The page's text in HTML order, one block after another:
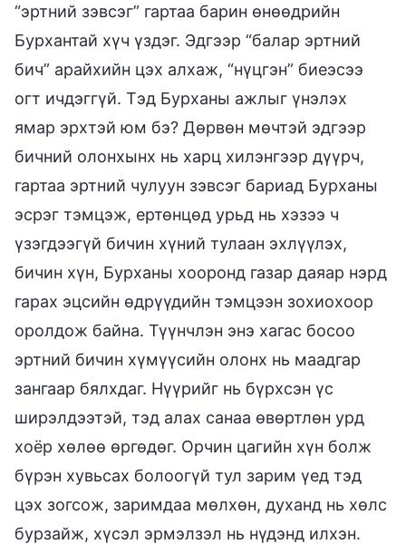
“эртний зэвсэг” гартаа барин өнөөдрийн
Бурхантай хүч үздэг. Эдгээр “балар эртний
бич” арайхийн цэх алхаж, “нүцгэн” биеэсээ
огт ичдэггүй. Тэд Бурханы ажлыг үнэлэх
ямар эрхтэй юм бэ? Дөрвөн мөчтэй эдгээр
бичний олонхынх нь харц хилэнгээр дүүрч,
гартаа эртний чулуун зэвсэг бариад Бурханы
эсрэг тэмцэж, ертөнцөд урьд нь хэзээ ч
үзэгдээгүй бичин хүний тулаан эхлүүлэх,
бичин хүн, Бурханы хооронд газар даяар нэрд
гарах эцсийн өдрүүдийн тэмцээн зохиохоор
оролдож байна. Түүнчлэн энэ хагас босоо
эртний бичин хүмүүсийн олонх нь маадгар
зангаар бялхдаг. Нүүрийг нь бүрхсэн үс
ширэлдээтэй, тэд алах санаа өвөртлөн урд
хоёр хөлөө өргөдөг. Орчин цагийн хүн болж
бүрэн хувьсах болоогүй тул зарим үед тэд
цэх зогсож, заримдаа мөлхөн, духанд нь хөлс
бурзайж, хүсэл эрмэлзэл нь нүдэнд илхэн.